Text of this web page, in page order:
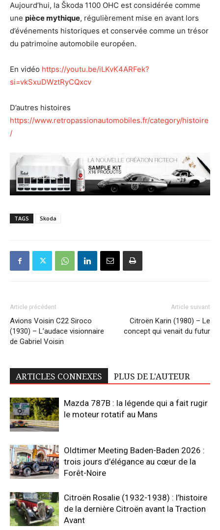
Aujourd’hui, la Škoda 1100 OHC est considérée comme
une pièce mythique, régulièrement mise en avant lors
d’événements historiques et conservée comme un trésor
du patrimoine automobile européen.
En vidéo https://youtu.be/iLKvK4ARFek?
si=vkSxuDWztRyCQxcv
D’autres histoires
https://www.retropassionautomobiles.fr/category/histoire
/
TAGS Skoda
Article précédent
Avions Voisin C22 Siroco
(1930) – L’audace visionnaire
de Gabriel Voisin
Article suivant
Citroën Karin (1980) – Le
concept qui venait du futur
ARTICLES CONNEXES PLUS DE L'AUTEUR
Mazda 787B : la légende qui a fait rugir
le moteur rotatif au Mans
Oldtimer Meeting Baden-Baden 2026 :
trois jours d’élégance au cœur de la
Forêt-Noire
Citroën Rosalie (1932-1938) : l’histoire
de la dernière Citroën avant la Traction
Avant